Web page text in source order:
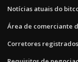
Notícias atuais do
Área de comerciante
Corretores